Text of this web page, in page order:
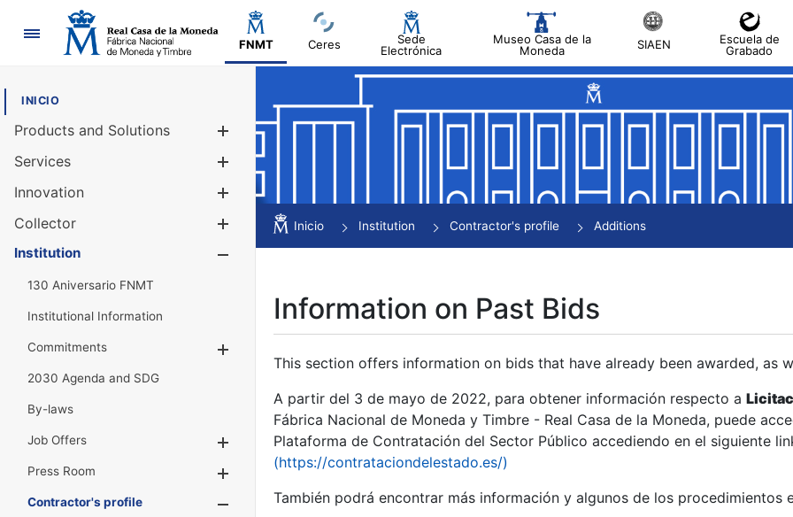
Navigation
FNMT Ceres
Sede
Electrónica
Museo Casa de la
Moneda
SIAEN
Escuela de
Grabado
INICIO
Products and Solutions
Services
Innovation
Collector
Show/Hide
Institution
130 Aniversario FNMT
Institutional Information
Commitments
2030 Agenda and SDG
By-laws
Job Offers
Show/Hide
Press Room
Show/Hide
Contractor's profile
Show/Hide
Inicio Institution Contractor's profile Additions
Information on Past Bids
This section offers information on bids that have already been awarded, as
A partir del 3 de mayo de 2022, para obtener información respecto a
Fábrica Nacional de Moneda y Timbre - Real Casa de la Moneda, puede
Plataforma de Contratación del Sector Público accediendo en el siguiente
(https://contrataciondelestado.es/)
También podrá encontrar más información y algunos de los procedimientos